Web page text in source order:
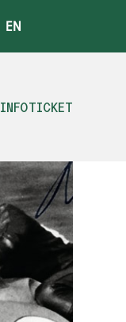
EN
INFOTICKET